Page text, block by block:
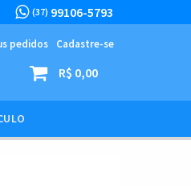
(37) 99106-5793
pedidos Cadastre-se
R$ 0,00